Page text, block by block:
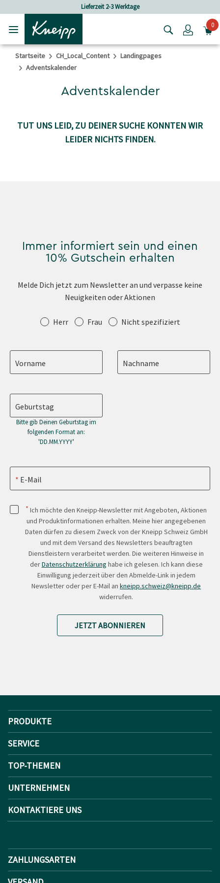
Lieferzeit 2-3 Werktage
Login0
Startseite CH_Local_Content
Landingpages
Adventskalender
Adventskalender
TUT UNS LEID, ZU DEINER SUCHE KONNTEN WIR
LEIDER NICHTS FINDEN.
Immer informiert sein und einen
10% Gutschein erhalten
Melde Dich jetzt zum Newsletter an und verpasse keine
Neuigkeiten oder Aktionen
Anrede Herr Frau Nicht spezifiziert
Vorname Nachname
Geburtstag
Bitte gib Deinen Geburtstag im
folgenden Format an:
'DD.MM.YYYY'
E-Mail
* Ich möchte den Kneipp-Newsletter mit Angeboten, Aktionen
und Produktinformationen erhalten. Meine hier angegebenen
Daten dürfen zu diesem Zweck von der Kneipp Schweiz GmbH
und mit dem Versand des Newsletters beauftragten
Dienstleistern verarbeitet werden. Die weiteren Hinweise in
derDatenschutzerklärung habe ich gelesen. Ich kann diese
Einwilligung jederzeit über den Abmelde-Link in jedem
Newsletter oder per E-Mail an kneipp.schweiz@kneipp.de
widerrufen.
JETZT ABONNIEREN
PRODUKTE
SERVICE
TOP-THEMEN
UNTERNEHMEN
KONTAKTIERE UNS
ZAHLUNGSARTEN